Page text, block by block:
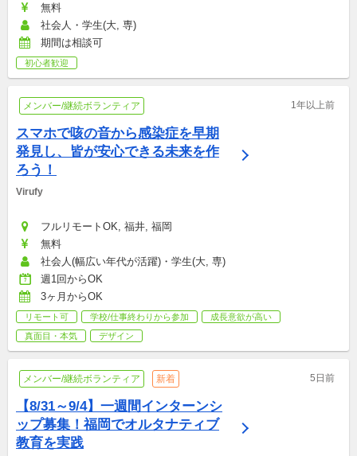
無料
社会人・学生(大, 専)
期間は相談可
初心者歓迎
メンバー/継続ボランティア 1年以上前
スマホで咳の音から感染症を早期
発見し、皆が安心できる未来を作
ろう！
Virufy
フルリモートOK, 福井, 福岡
無料
社会人(幅広い年代が活躍)・学生(大, 専)
週1回からOK
3ヶ月からOK
リモート可 学校/仕事終わりから参加
成長意欲が高い
真面目・本気
デザイン
メンバー/継続ボランティア 新着 5日前
【8/31～9/4】一週間インターンシ
ップ募集！福岡でオルタナティブ
教育を実践